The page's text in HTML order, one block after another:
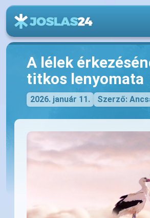
A lélek
titkos lenyomata
2026. január 11. Szerző: